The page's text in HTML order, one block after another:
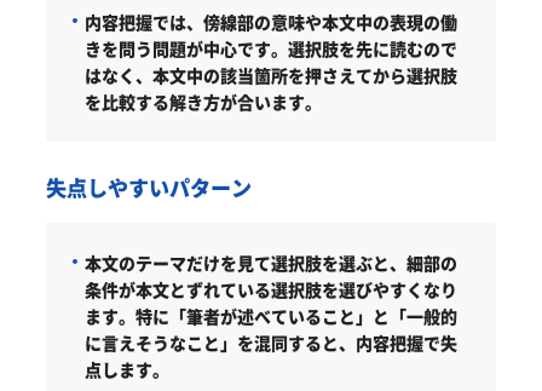
内容把握では、傍線部の意味や本文中の表現の働
きを問う問題が中心です。選択肢を先に読むので
はなく、本文中の該当箇所を押さえてから選択肢
を比較する解き方が合います。
失点しやすいパターン
本文のテーマだけを見て選択肢を選ぶと、細部の
条件が本文とずれている選択肢を選びやすくなり
ます。特に「筆者が述べていること」と「一般的
に言えそうなこと」を混同すると、内容把握で失
点します。